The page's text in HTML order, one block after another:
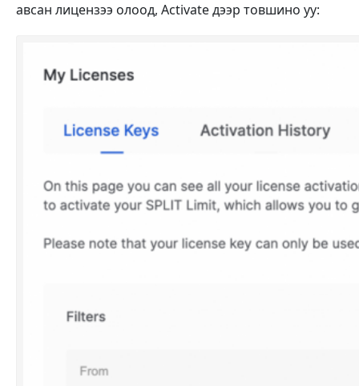
авсан лицензээ олоод, Activate дээр товшино уу: